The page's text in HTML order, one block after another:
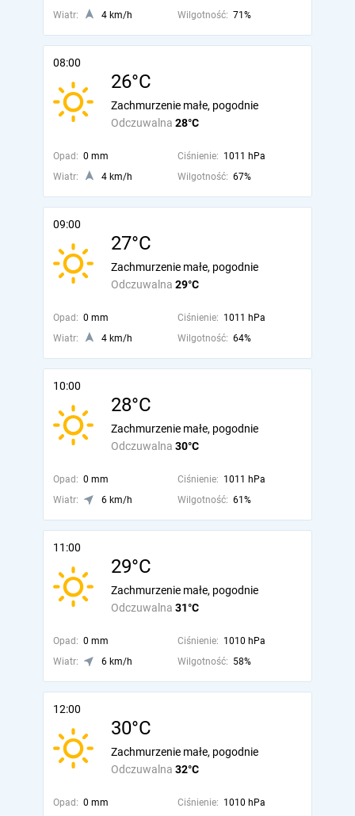
Wiatr: 4 km/h Wilgotność: 71%
08:00
26°C
Odczuwalna 28°C
Zachmurzenie małe, pogodnie
Opad: 0 mm Ciśnienie: 1011 hPa
Wiatr:
4 km/h Wilgotność: 67%
09:00
27°C
Odczuwalna 29°C
Zachmurzenie małe, pogodnie
Opad: 0 mm Ciśnienie: 1011 hPa
Wiatr:
4 km/h Wilgotność: 64%
10:00
28°C
Odczuwalna 30°C
Zachmurzenie małe, pogodnie
Opad: 0 mm Ciśnienie: 1011 hPa
Wiatr:
6 km/h Wilgotność: 61%
11:00
29°C
Odczuwalna 31°C
Zachmurzenie małe, pogodnie
Opad: 0 mm Ciśnienie: 1010 hPa
Wiatr:
6 km/h Wilgotność: 58%
12:00
30°C
Odczuwalna 32°C
Zachmurzenie małe, pogodnie
Opad: 0 mm Ciśnienie: 1010 hPa